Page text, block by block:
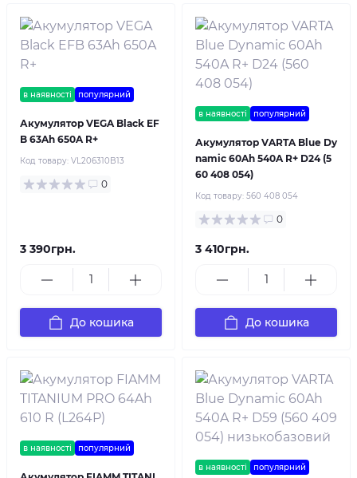
в наявності популярний
Акумулятор VEGA Black EF
B 63Ah 650A R+
Код товару: VL206310B13
0
3 390грн.
До кошика
в наявності популярний
Акумулятор VARTA Blue Dy
namic 60Ah 540A R+ D24 (5
60 408 054)
Код товару: 560 408 054
0
3 410грн.
До кошика
в наявності популярний
в наявності популярний